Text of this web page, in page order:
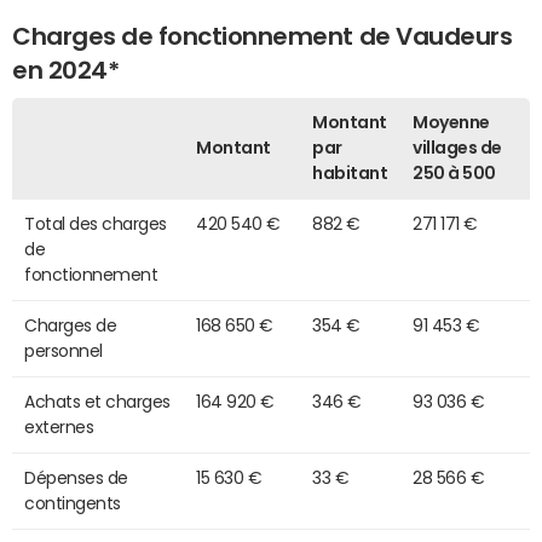
Charges de fonctionnement de Vaudeurs
en 2024*
Montant
Montant
par
habitant
Moyenne
villages de
250 à 500
Total des charges
de
fonctionnement
420 540 € 882 € 271 171 €
Charges de
personnel
168 650 € 354 € 91 453 €
Achats et charges
externes
164 920 € 346 € 93 036 €
Dépenses de
contingents
15 630 € 33 € 28 566 €